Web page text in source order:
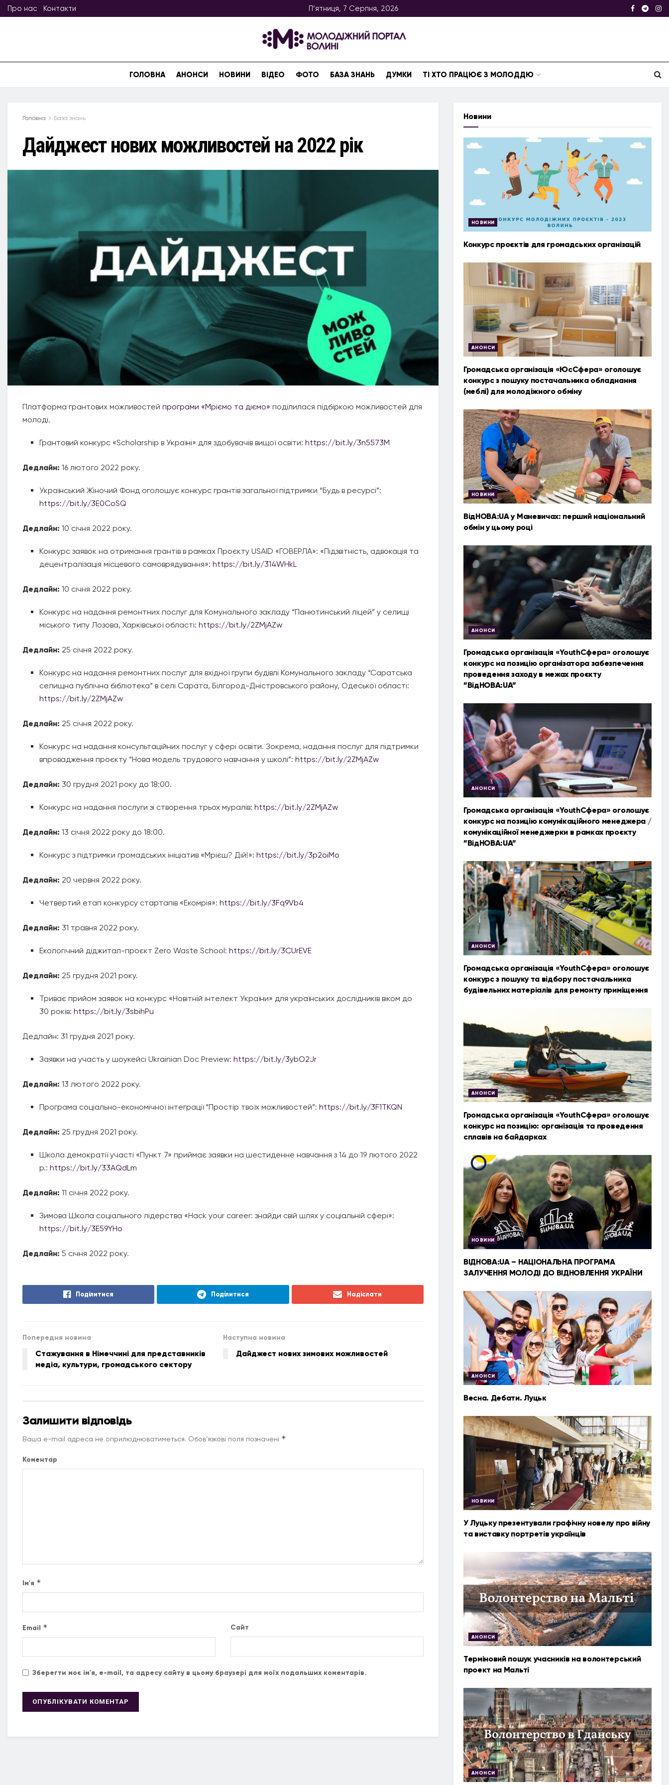
Про нас Контакти П’ятниця, 7 Серпня, 2026
ГОЛОВНА АНОНСИ НОВИНИ ВІДЕО ФОТО БАЗА ЗНАНЬ ДУМКИ ТІ ХТО ПРАЦЮЄ З МОЛОДДЮ
Головна База знань
Дайджест нових можливостей на 2022 рік
Платформа грантових можливостей програми «Мріємо та діємо» поділилася підбіркою можливостей для
молоді.
Грантовий конкурс «Scholarship в Україні» для здобувачів вищої освіти:https://bit.ly/3n5573M
Дедлайн: 16 лютого 2022 року.
Український Жіночий Фонд оголошує конкурс грантів загальної підтримки “Будь в ресурсі”:
https://bit.ly/3E0CoSQ
Дедлайн: 10 січня 2022 року.
Конкурс заявок на отримання грантів в рамках Проєкту USAID «ГОВЕРЛА»: «Підзвітність, адвокація та
децентралізація місцевого самоврядування»:https://bit.ly/314WHkL
Дедлайн: 10 січня 2022 року.
Конкурс на надання ремонтних послуг для Комунального закладу “Панютинський ліцей” у селищі
міського типу Лозова, Харківської області:https://bit.ly/2ZMjAZw
Дедлайн: 25 січня 2022 року.
Конкурс на надання ремонтних послуг для вхідної групи будівлі Комунального закладу “Саратська
селищна публічна бібліотека” в селі Сарата, Білгород-Дністровського району, Одеської області:
https://bit.ly/2ZMjAZw
Дедлайн: 25 січня 2022 року.
Конкурс на надання консультаційних послуг у сфері освіти. Зокрема, надання послуг для підтримки
впровадження проєкту “Нова модель трудового навчання у школі”:https://bit.ly/2ZMjAZw
Дедлайн: 30 грудня 2021 року до 18:00.
Конкурс на надання послуги зі створення трьох муралів:https://bit.ly/2ZMjAZw
Дедлайн: 13 січня 2022 року до 18:00.
Конкурс з підтримки громадських ініціатив «Мрієш? Дій!»:https://bit.ly/3p2oiMo
Дедлайн: 20 червня 2022 року.
Четвертий етап конкурсу стартапів «Екомрія»:https://bit.ly/3Fq9Vb4
Дедлайн: 31 травня 2022 року.
Екологічний діджитал-проєкт Zero Waste School:https://bit.ly/3CUrEVE
Дедлайн: 25 грудня 2021 року.
Триває прийом заявок на конкурс «Новітній інтелект України» для українських дослідників віком до
30 років:https://bit.ly/3sbihPu
Дедлайн: 31 грудня 2021 року.
Заявки на участь у шоукейсі Ukrainian Doc Preview:https://bit.ly/3ybO2Jr
Дедлайн: 13 лютого 2022 року.
Програма соціально-економічної інтеграції “Простір твоїх можливостей”:https://bit.ly/3F1TKQN
Дедлайн: 25 грудня 2021 року.
Школа демократії участі «Пункт 7» приймає заявки на шестиденне навчання з 14 до 19 лютого 2022
р.:https://bit.ly/33AQdLm
Дедлайн: 11 січня 2022 року.
Зимова Школа соціального лідерства «Hack your career: знайди свій шлях у соціальній сфері»:
https://bit.ly/3E59YHo
Дедлайн: 5 січня 2022 року.
Поділитися Поділитися Надіслати
Попередня новина
​​Стажування в Німеччині для представників
медіа, культури, громадського сектору
Наступна новина
Дайджест нових зимових можливостей
Залишити відповідь
Ваша e-mail адреса не оприлюднюватиметься. Обов’язкові поля позначені *
Коментар
Ім'я *
Email * Сайт
Зберегти моє ім'я, e-mail, та адресу сайту в цьому браузері для моїх подальших коментарів.
Новини
НОВИНИ
Конкурс проєктів для громадських організацій
АНОНСИ
Громадська організація «ЮсСфера» оголошує
конкурс з пошуку постачальника обладнання
(меблі) для молодіжного обміну
НОВИНИ
ВідНОВА:UA у Маневичах: перший національний
обмін у цьому році
АНОНСИ
Громадська організація «YouthСфера» оголошує
конкурс на позицію організатора забезпечення
проведення заходу в межах проєкту
”ВідНОВА:UA”
АНОНСИ
Громадська організація «YouthСфера» оголошує
конкурс на позицію комунікаційного менеджера /
комунікаційної менеджерки в рамках проєкту
”ВідНОВА:UA”
АНОНСИ
Громадська організація «YouthСфера» оголошує
конкурс з пошуку та відбору постачальника
будівельних матеріалів для ремонту приміщення
АНОНСИ
Громадська організація «YouthСфера» оголошує
конкурс на позицію: організація та проведення
сплавів на байдарках
НОВИНИ
ВІДНОВА:UA – НАЦІОНАЛЬНА ПРОГРАМА
ЗАЛУЧЕННЯ МОЛОДІ ДО ВІДНОВЛЕННЯ УКРАЇНИ
АНОНСИ
Весна. Дебати. Луцьк
НОВИНИ
У Луцьку презентували графічну новелу про війну
та виставку портретів українців
АНОНСИ
Терміновий пошук учасників на волонтерський
проект на Мальті
АНОНСИ